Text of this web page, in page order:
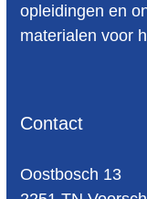
opleidingen en
materialen voor
Contact
Oost­bosch 13